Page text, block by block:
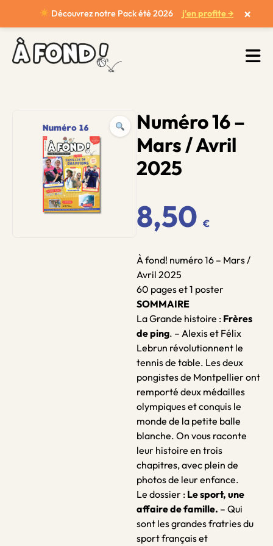
Découvrez notre Pack été 2026 j'en profite → ×
Numéro 16 –
Mars / Avril
2025
8,50 €
À fond! numéro 16 – Mars /
Avril 2025
60 pages et 1 poster
SOMMAIRE
La Grande histoire : Frères
de ping. – Alexis et Félix
Lebrun révolutionnent le
tennis de table. Les deux
pongistes de Montpellier ont
remporté deux médailles
olympiques et conquis le
monde de la petite balle
blanche. On vous raconte
leur histoire en trois
chapitres, avec plein de
photos de leur enfance.
Le dossier : Le sport, une
affaire de famille. – Qui
sont les grandes fratries du
sport français et